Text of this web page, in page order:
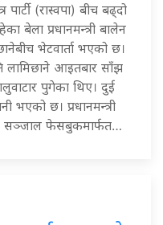
पार्टी (रास्वपा) बीच बढ्दो
बेला प्रधानमन्त्री बालेन
भेटवार्ता भएको छ।
लामिछाने आइतबार साँझ
पुगेका थिए। दुई
भएको छ। प्रधानमन्त्री
सञ्जाल फेसबुकमार्फत…